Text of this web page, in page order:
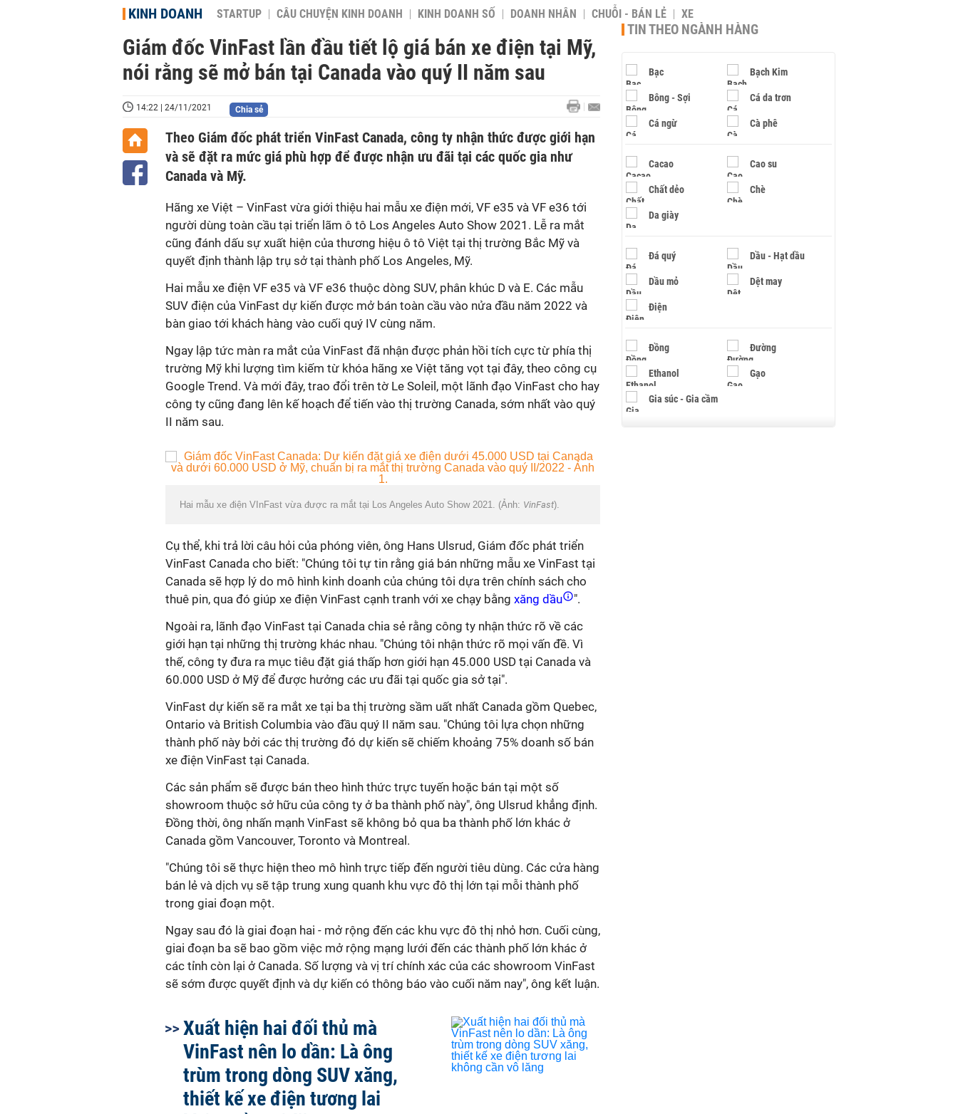
KINH DOANH STARTUP CÂU CHUYỆN KINH DOANH KINH DOANH SỐ DOANH NHÂN CHUỖI - BÁN LẺ XE
Giám đốc VinFast lần đầu tiết lộ giá bán xe điện tại Mỹ,
nói rằng sẽ mở bán tại Canada vào quý II năm sau
14:22 | 24/11/2021 Chia sẻ
Theo Giám đốc phát triển VinFast Canada, công ty nhận thức được giới hạn
và sẽ đặt ra mức giá phù hợp để được nhận ưu đãi tại các quốc gia như
Canada và Mỹ.
Hãng xe Việt – VinFast vừa giới thiệu hai mẫu xe điện mới, VF e35 và VF e36 tới
người dùng toàn cầu tại triển lãm ô tô Los Angeles Auto Show 2021. Lễ ra mắt
cũng đánh dấu sự xuất hiện của thương hiệu ô tô Việt tại thị trường Bắc Mỹ và
quyết định thành lập trụ sở tại thành phố Los Angeles, Mỹ.
Hai mẫu xe điện VF e35 và VF e36 thuộc dòng SUV, phân khúc D và E. Các mẫu
SUV điện của VinFast dự kiến được mở bán toàn cầu vào nửa đầu năm 2022 và
bàn giao tới khách hàng vào cuối quý IV cùng năm.
Ngay lập tức màn ra mắt của VinFast đã nhận được phản hồi tích cực từ phía thị
trường Mỹ khi lượng tìm kiếm từ khóa hãng xe Việt tăng vọt tại đây, theo công cụ
Google Trend. Và mới đây, trao đổi trên tờ Le Soleil, một lãnh đạo VinFast cho hay
công ty cũng đang lên kế hoạch để tiến vào thị trường Canada, sớm nhất vào quý
II năm sau.
Hai mẫu xe điện VInFast vừa được ra mắt tại Los Angeles Auto Show 2021. (Ảnh: VinFast).
Cụ thể, khi trả lời câu hỏi của phóng viên, ông Hans Ulsrud, Giám đốc phát triển
VinFast Canada cho biết: "Chúng tôi tự tin rằng giá bán những mẫu xe VinFast tại
Canada sẽ hợp lý do mô hình kinh doanh của chúng tôi dựa trên chính sách cho
thuê pin, qua đó giúp xe điện VinFast cạnh tranh với xe chạy bằng xăng dầu
".
Ngoài ra, lãnh đạo VinFast tại Canada chia sẻ rằng công ty nhận thức rõ về các
giới hạn tại những thị trường khác nhau. "Chúng tôi nhận thức rõ mọi vấn đề. Vì
thế, công ty đưa ra mục tiêu đặt giá thấp hơn giới hạn 45.000 USD tại Canada và
60.000 USD ở Mỹ để được hưởng các ưu đãi tại quốc gia sở tại".
VinFast dự kiến sẽ ra mắt xe tại ba thị trường sầm uất nhất Canada gồm Quebec,
Ontario và British Columbia vào đầu quý II năm sau. "Chúng tôi lựa chọn những
thành phố này bởi các thị trường đó dự kiến sẽ chiếm khoảng 75% doanh số bán
xe điện VinFast tại Canada.
Các sản phẩm sẽ được bán theo hình thức trực tuyến hoặc bán tại một số
showroom thuộc sở hữu của công ty ở ba thành phố này", ông Ulsrud khẳng định.
Đồng thời, ông nhấn mạnh VinFast sẽ không bỏ qua ba thành phố lớn khác ở
Canada gồm Vancouver, Toronto và Montreal.
"Chúng tôi sẽ thực hiện theo mô hình trực tiếp đến người tiêu dùng. Các cửa hàng
bán lẻ và dịch vụ sẽ tập trung xung quanh khu vực đô thị lớn tại mỗi thành phố
trong giai đoạn một.
Ngay sau đó là giai đoạn hai - mở rộng đến các khu vực đô thị nhỏ hơn. Cuối cùng,
giai đoạn ba sẽ bao gồm việc mở rộng mạng lưới đến các thành phố lớn khác ở
các tỉnh còn lại ở Canada. Số lượng và vị trí chính xác của các showroom VinFast
sẽ sớm được quyết định và dự kiến có thông báo vào cuối năm nay", ông kết luận.
Xuất hiện hai đối thủ mà
VinFast nên lo dần: Là ông
trùm trong dòng SUV xăng,
thiết kế xe điện tương lai
TIN THEO NGÀNH HÀNG
Bạc Bạch Kim
Bông - Sợi Cá da trơn
Cá ngừ Cà phê
Cacao Cao su
Chất dẻo Chè
Da giày
Đá quý Dầu - Hạt dầu
Dầu mỏ Dệt may
Điện
Đồng Đường
Ethanol Gạo
Gia súc - Gia cầm